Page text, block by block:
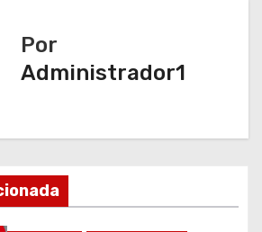
Por
Administrador1